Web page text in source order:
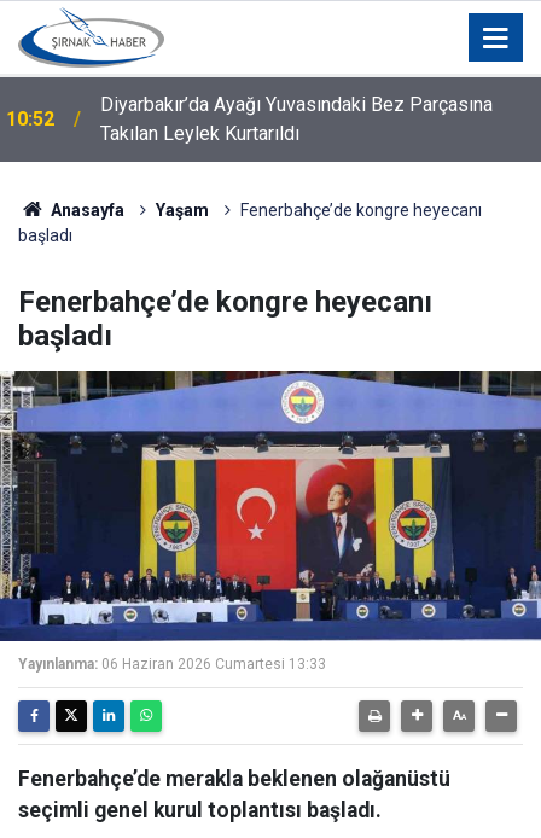
10:50
Diyarbakır'da tedavi gören Şırnaklı vatandaş hayatını
kaybetti!
Anasayfa Yaşam
Fenerbahçe’de kongre heyecanı
başladı
Fenerbahçe’de kongre heyecanı
başladı
Yayınlanma: 06 Haziran 2026 Cumartesi 13:33
Fenerbahçe’de merakla beklenen olağanüstü
seçimli genel kurul toplantısı başladı.